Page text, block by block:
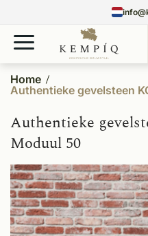
Home
Authentieke gevelsteen
Authentieke
Moduul 50